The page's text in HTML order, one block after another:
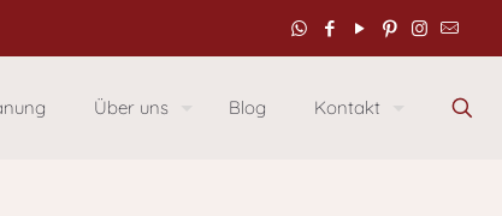
Über uns Blog Kontakt